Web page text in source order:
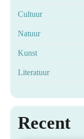
Cultuur
Natuur
Kunst
Literatuur
Recent
juiste shampoo
Dagje